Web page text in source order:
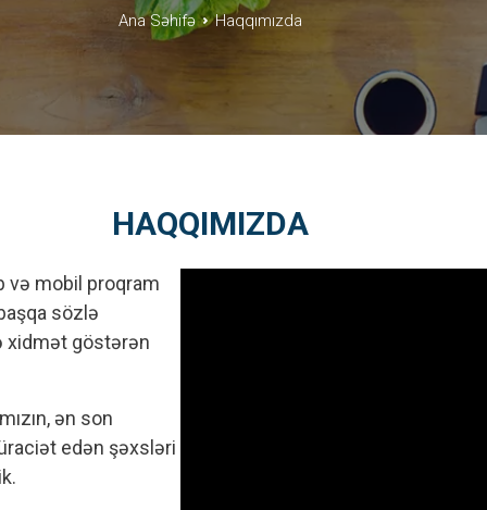
Ana Səhifə Haqqımızda
HAQQIMIZDA
və mobil proqram
sözlə
xidmət göstərən
ən son
edən şəxsləri